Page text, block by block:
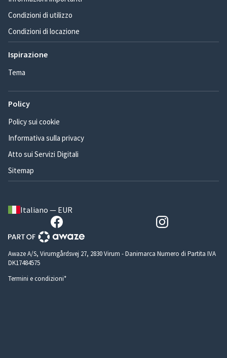
Condizioni di utilizzo
Condizioni di locazione
Ispirazione
Tema
Policy
Policy sui cookie
Informativa sulla privacy
Atto sui Servizi Digitali
Sitemap
Italiano — EUR
Awaze A/S, Virumgårdsvej 27, 2830 Virum - Danimarca Numero di Partita IVA
DK17484575
Termini e condizioni*